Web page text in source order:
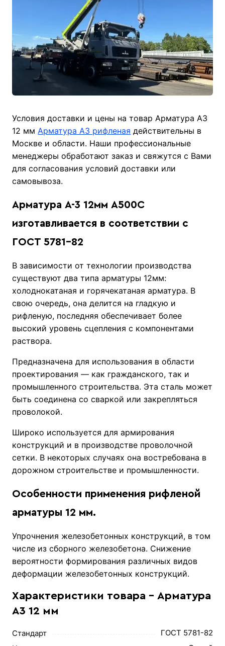
Условия доставки и цены на товар Арматура А3
12 мм Арматура А3 рифленая действительны в
Москве и области. Наши профессиональные
менеджеры обработают заказ и свяжутся с Вами
для согласования условий доставки или
самовывоза.
Арматура А-3 12мм А500С
изготавливается в соответствии с
ГОСТ 5781-82
В зависимости от технологии производства
существуют два типа арматуры 12мм:
холоднокатаная и горячекатаная арматура. В
свою очередь, она делится на гладкую и
рифленую, последняя обеспечивает более
высокий уровень сцепления с компонентами
раствора.
Предназначена для использования в области
проектирования — как гражданского, так и
промышленного строительства. Эта сталь может
быть соединена со сваркой или закрепляться
проволокой.
Широко используется для армирования
конструкций и в производстве проволочной
сетки. В некоторых случаях она востребована в
дорожном строительстве и промышленности.
Особенности применения рифленой
арматуры 12 мм.
Упрочнения железобетонных конструкций, в том
числе из сборного железобетона. Снижение
вероятности формирования различных видов
деформации железобетонных конструкций.
Характеристики товара - Арматура
А3 12 мм
Стандарт
ГОСТ 5781-82